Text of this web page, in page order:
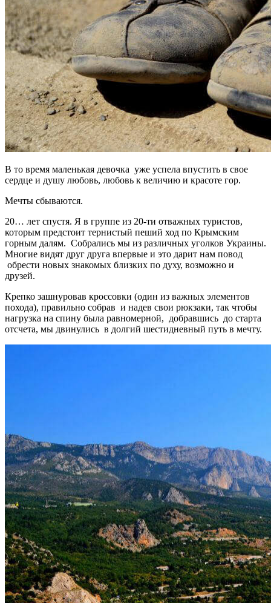
В то время маленькая девочка уже успела впустить в свое
сердце и душу любовь, любовь к величию и красоте гор.
Мечты сбываются.
20… лет спустя. Я в группе из 20-ти отважных туристов,
которым предстоит тернистый пеший ход по Крымским
горным далям. Собрались мы из различных уголков Украины.
Многие видят друг друга впервые и это дарит нам повод
обрести новых знакомых близких по духу, возможно и
друзей.
Крепко зашнуровав кроссовки (один из важных элементов
похода), правильно собрав и надев свои рюкзаки, так чтобы
нагрузка на спину была равномерной, добравшись до старта
отсчета, мы двинулись в долгий шестидневный путь в мечту.